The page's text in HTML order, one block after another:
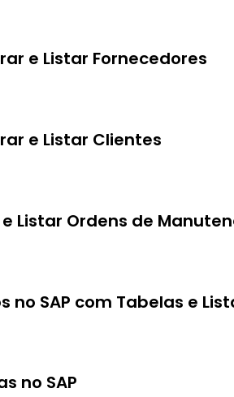
e Listar Fornecedores
e Listar Clientes
Listar Ordens de
no SAP com Tabelas e
no SAP